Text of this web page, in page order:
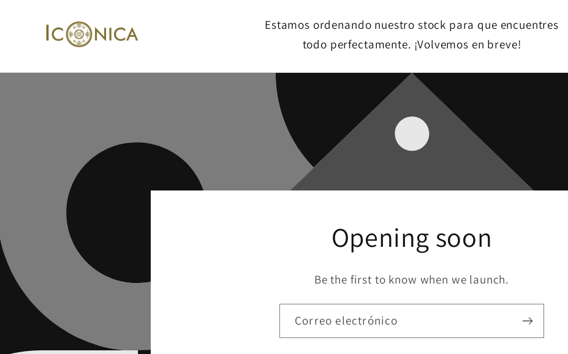
al contenido
Estamos ordenando nuestro stock para que encuentres
todo perfectamente. ¡Volvemos en breve!
Opening soon
Be the first to know when we launch.
Correo electrónico